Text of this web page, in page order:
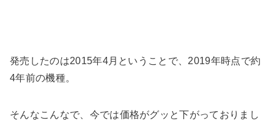
発売したのは2015年4月ということで、2019年時点で約
4年前の機種。
そんなこんなで、今では価格がグッと下がっておりまし